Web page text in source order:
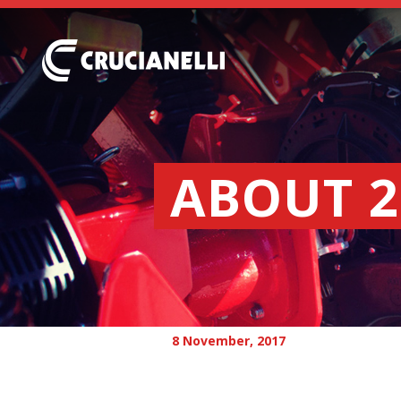
ABOUT
8 November, 2017